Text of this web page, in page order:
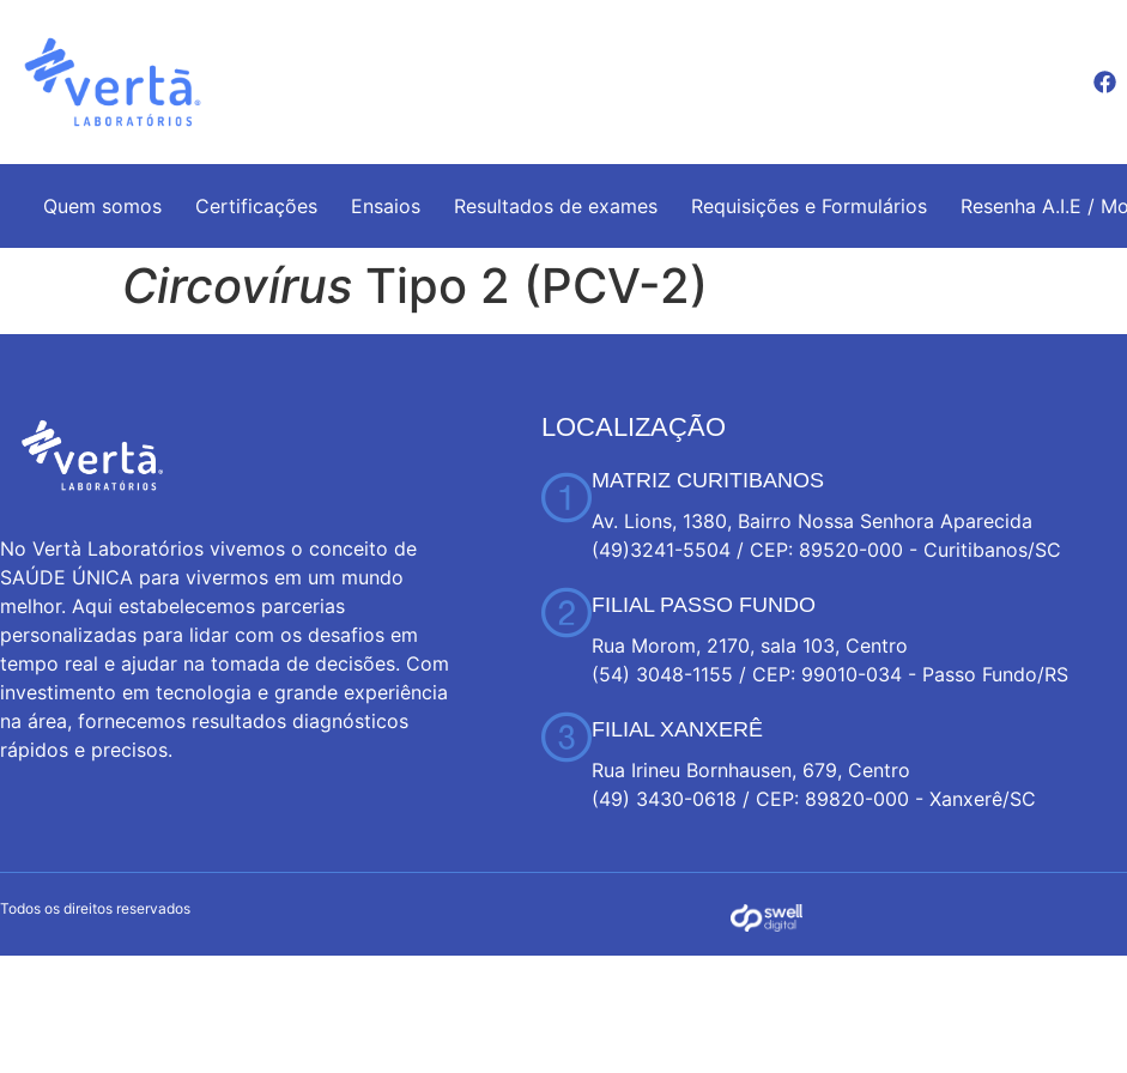
Quem somos Certificações Ensaios Resultados de exames Requisições e Formulários Resenha A.I.E /
Circovírus Tipo 2 (PCV-2)
No Vertà Laboratórios vivemos o conceito de
SAÚDE ÚNICA para vivermos em um mundo
melhor. Aqui estabelecemos parcerias
personalizadas para lidar com os desafios em
tempo real e ajudar na tomada de decisões. Com
investimento em tecnologia e grande experiência
na área, fornecemos resultados diagnósticos
rápidos e precisos.
LOCALIZAÇÃO
MATRIZ CURITIBANOS
Av. Lions, 1380, Bairro Nossa Senhora Aparecida
(49)3241-5504 / CEP: 89520-000 - Curitibanos/SC
FILIAL PASSO FUNDO
Rua Morom, 2170, sala 103, Centro
(54) 3048-1155 / CEP: 99010-034 - Passo Fundo/RS
FILIAL XANXERÊ
Rua Irineu Bornhausen, 679, Centro
(49) 3430-0618 / CEP: 89820-000 - Xanxerê/SC
Todos os direitos reservados